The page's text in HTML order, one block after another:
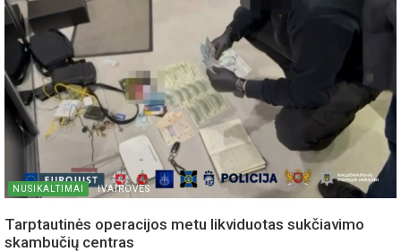
NUSIKALTIMAI IVAIROVES
Tarptautinės operacijos metu likviduotas sukčiavimo
skambučių centras